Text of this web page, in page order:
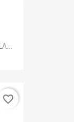
favorite_border